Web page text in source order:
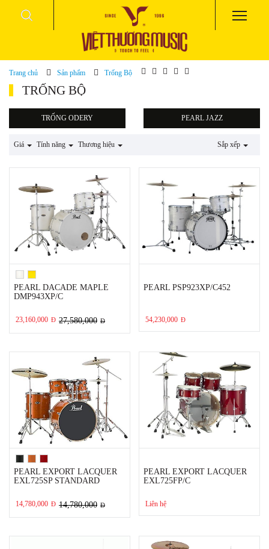
Trang chủ Sản phẩm Trống Bộ
TRỐNG BỘ
TRỐNG ODERY PEARL JAZZ
Giá Tính năng Thương hiệu Sắp xếp
PEARL DACADE MAPLE
DMP943XP/C
23,160,000 Đ 27,580,000 Đ
PEARL PSP923XP/C452
54,230,000 Đ
PEARL EXPORT LACQUER
EXL725SP STANDARD
14,780,000 Đ 14,780,000 Đ
PEARL EXPORT LACQUER
EXL725FP/C
Liên hệ